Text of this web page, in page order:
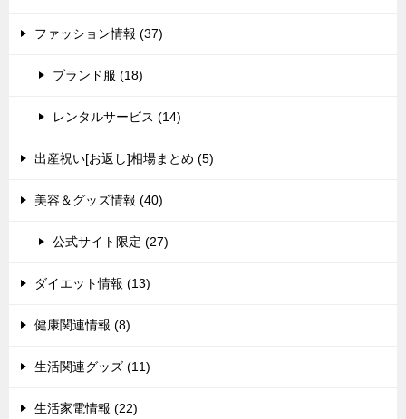
ファッション情報 (37)
ブランド服 (18)
レンタルサービス (14)
出産祝い[お返し]相場まとめ (5)
美容＆グッズ情報 (40)
公式サイト限定 (27)
ダイエット情報 (13)
健康関連情報 (8)
生活関連グッズ (11)
生活家電情報 (22)